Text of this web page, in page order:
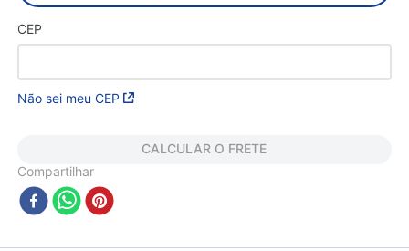
CEP
Não sei meu CEP
CALCULAR O FRETE
Compartilhar